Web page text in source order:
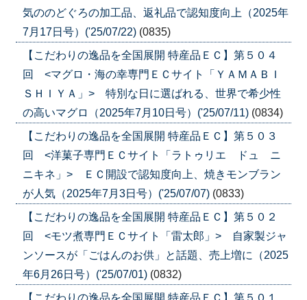
気ののどぐろの加工品、返礼品で認知度向上（2025年
7月17日号）('25/07/22) (0835)
【こだわりの逸品を全国展開 特産品ＥＣ】第５０４
回 <マグロ・海の幸専門ＥＣサイト「ＹＡＭＡＢＩ
ＳＨＩＹＡ」> 特別な日に選ばれる、世界で希少性
の高いマグロ（2025年7月10日号）('25/07/11) (0834)
【こだわりの逸品を全国展開 特産品ＥＣ】第５０３
回 <洋菓子専門ＥＣサイト「ラトゥリエ ドュ ニ
ニキネ」> ＥＣ開設で認知度向上、焼きモンブラン
が人気（2025年7月3日号）('25/07/07) (0833)
【こだわりの逸品を全国展開 特産品ＥＣ】第５０２
回 <モツ煮専門ＥＣサイト「雷太郎」> 自家製ジャ
ンソースが「ごはんのお供」と話題、売上増に（2025
年6月26日号）('25/07/01) (0832)
【こだわりの逸品を全国展開 特産品ＥＣ】第５０１